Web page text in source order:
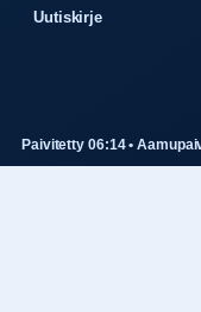
Uutiskirje
Paivitetty 06:14 •